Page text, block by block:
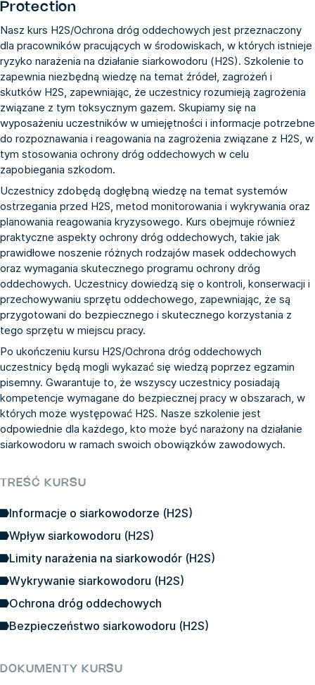
Protection
Nasz kurs H2S/Ochrona dróg oddechowych jest przeznaczony
dla pracowników pracujących w środowiskach, w których istnieje
ryzyko narażenia na działanie siarkowodoru (H2S). Szkolenie to
zapewnia niezbędną wiedzę na temat źródeł, zagrożeń i
skutków H2S, zapewniając, że uczestnicy rozumieją zagrożenia
związane z tym toksycznym gazem. Skupiamy się na
wyposażeniu uczestników w umiejętności i informacje potrzebne
do rozpoznawania i reagowania na zagrożenia związane z H2S, w
tym stosowania ochrony dróg oddechowych w celu
zapobiegania szkodom.
Uczestnicy zdobędą dogłębną wiedzę na temat systemów
ostrzegania przed H2S, metod monitorowania i wykrywania oraz
planowania reagowania kryzysowego. Kurs obejmuje również
praktyczne aspekty ochrony dróg oddechowych, takie jak
prawidłowe noszenie różnych rodzajów masek oddechowych
oraz wymagania skutecznego programu ochrony dróg
oddechowych. Uczestnicy dowiedzą się o kontroli, konserwacji i
przechowywaniu sprzętu oddechowego, zapewniając, że są
przygotowani do bezpiecznego i skutecznego korzystania z
tego sprzętu w miejscu pracy.
Po ukończeniu kursu H2S/Ochrona dróg oddechowych
uczestnicy będą mogli wykazać się wiedzą poprzez egzamin
pisemny. Gwarantuje to, że wszyscy uczestnicy posiadają
kompetencje wymagane do bezpiecznej pracy w obszarach, w
których może występować H2S. Nasze szkolenie jest
odpowiednie dla każdego, kto może być narażony na działanie
siarkowodoru w ramach swoich obowiązków zawodowych.
TREŚĆ KURSU
Informacje o siarkowodorze (H2S)
Wpływ siarkowodoru (H2S)
Limity narażenia na siarkowodór (H2S)
Wykrywanie siarkowodoru (H2S)
Ochrona dróg oddechowych
Bezpieczeństwo siarkowodoru (H2S)
DOKUMENTY KURSU